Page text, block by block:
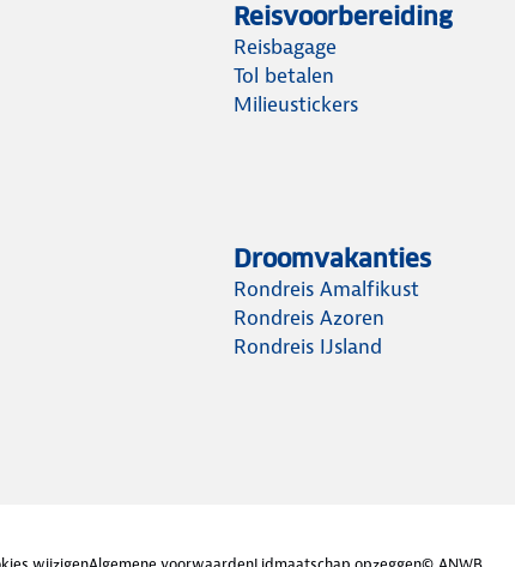
Reisvoorbereiding
Reisbagage
Tol betalen
Milieustickers
Droomvakanties
Rondreis Amalfikust
Rondreis Azoren
Rondreis IJsland